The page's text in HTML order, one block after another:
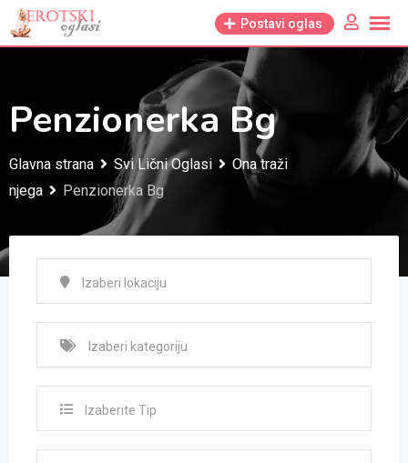
Skip
to
Postavi oglas
Penzionerka Bg
Glavna strana Svi Lični Oglasi
Ona traži
njega
Penzionerka Bg
Izaberite Tip